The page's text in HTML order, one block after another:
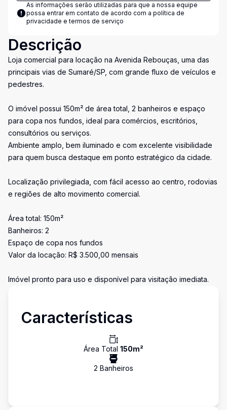
As informações serão utilizadas para que a nossa equipe
possa entrar em contato de acordo com a política de
privacidade e termos de serviço
Descrição
Loja comercial para locação na Avenida Rebouças, uma das
principais vias de Sumaré/SP, com grande fluxo de veículos e
pedestres.
O imóvel possui 150m² de área total, 2 banheiros e espaço
para copa nos fundos, ideal para comércios, escritórios,
consultórios ou serviços.
Ambiente amplo, bem iluminado e com excelente visibilidade
para quem busca destaque em ponto estratégico da cidade.
Localização privilegiada, com fácil acesso ao centro, rodovias
e regiões de alto movimento comercial.
Área total: 150m²
Banheiros: 2
Espaço de copa nos fundos
Valor da locação: R$ 3.500,00 mensais
Imóvel pronto para uso e disponível para visitação imediata.
Características
Área Total 150m²
2 Banheiros